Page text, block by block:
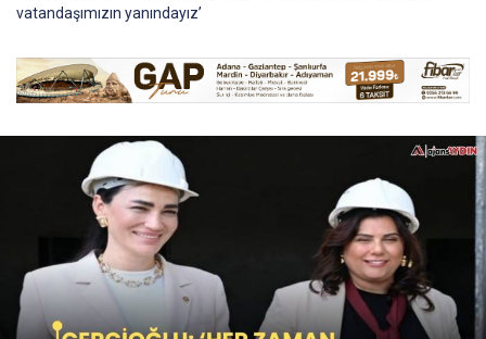
vatandaşımızın yanındayız’